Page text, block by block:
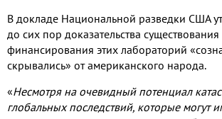
В докладе Национальной разведки США
до сих пор доказательства существования
финансирования этих лабораторий
скрывались» от американского народа.
«Несмотря на очевидный потенциал
глобальных последствий, которые могут